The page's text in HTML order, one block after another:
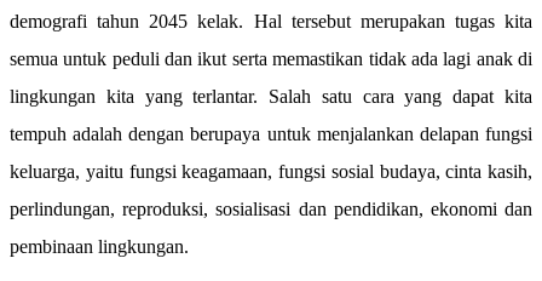
demografi tahun 2045 kelak. Hal tersebut merupakan tugas kita
semua untuk peduli dan ikut serta memastikan tidak ada lagi anak di
lingkungan kita yang terlantar. Salah satu cara yang dapat kita
tempuh adalah dengan berupaya untuk menjalankan delapan fungsi
keluarga, yaitu fungsi keagamaan, fungsi sosial budaya, cinta kasih,
perlindungan, reproduksi, sosialisasi dan pendidikan, ekonomi dan
pembinaan lingkungan.